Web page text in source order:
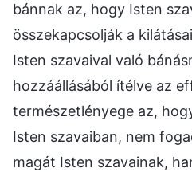
bánnak az, hogy Isten
összekapcsolják a
Isten szavaival való
hozzáállásából ítélve az
természetlényege az,
Isten szavaiban, nem
magát Isten szavainak,